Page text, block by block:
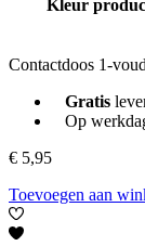
Kleur
Contactdoos 1-
Gratis
Op
€ 5,95
Toevoegen aan